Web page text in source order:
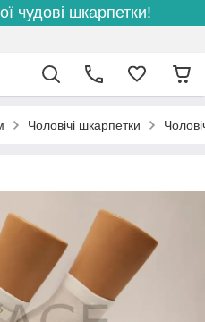
чудові шкарпетки!
Чоловічі шкарпетки